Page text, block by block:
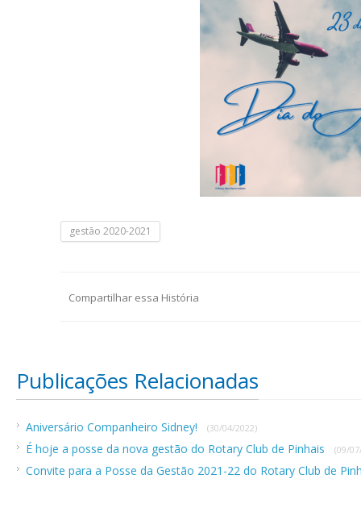
gestão 2020-2021
Compartilhar essa História
Publicações Relacionadas
Aniversário Companheiro Sidney! (30/04/2022)
É hoje a posse da nova gestão do Rotary Club de Pinhais (09/
Convite para a Posse da Gestão 2021-22 do Rotary Club de